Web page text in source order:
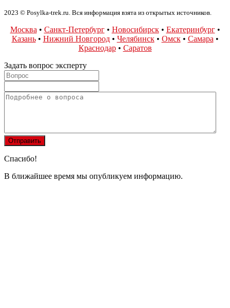
2023 © Posylka-trek.ru. Вся информация взята из открытых источников.
Москва • Санкт-Петербург• Новосибирск• Екатеринбург•
Казань• Нижний Новгород• Челябинск• Омск• Самара •
Краснодар• Саратов
Задать вопрос эксперту
Спасибо!
В ближайшее время мы опубликуем информацию.